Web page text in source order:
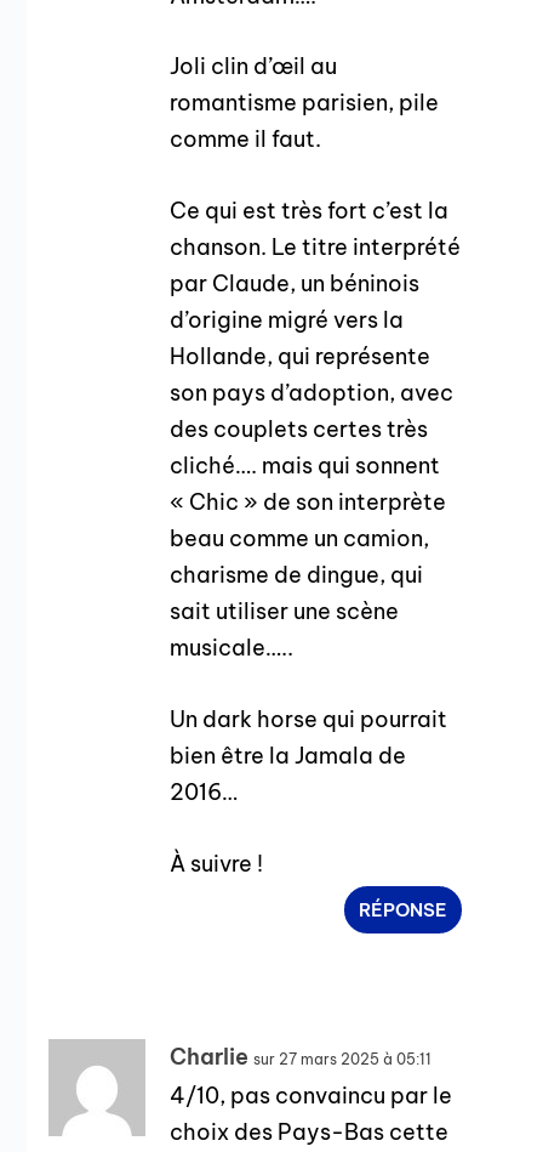
Joli clin d’œil au
romantisme parisien, pile
comme il faut.
Ce qui est très fort c’est la
chanson. Le titre interprété
par Claude, un béninois
d’origine migré vers la
Hollande, qui représente
son pays d’adoption, avec
des couplets certes très
cliché…. mais qui sonnent
« Chic » de son interprète
beau comme un camion,
charisme de dingue, qui
sait utiliser une scène
musicale…..
Un dark horse qui pourrait
bien être la Jamala de
2016…
À suivre !
RÉPONSE
Charlie sur 27 mars 2025 à 05:11
4/10, pas convaincu par le
choix des Pays-Bas cette